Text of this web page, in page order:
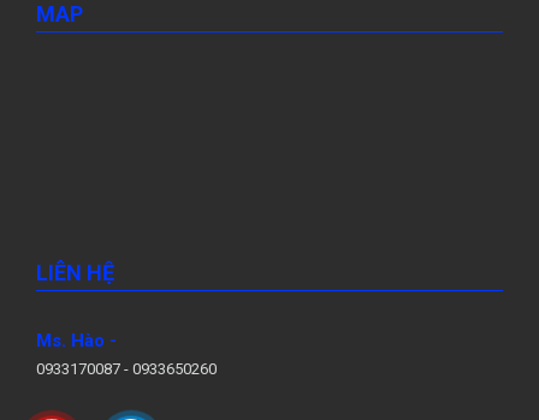
MAP
LIÊN HỆ
Ms. Hào -
0933170087 - 0933650260